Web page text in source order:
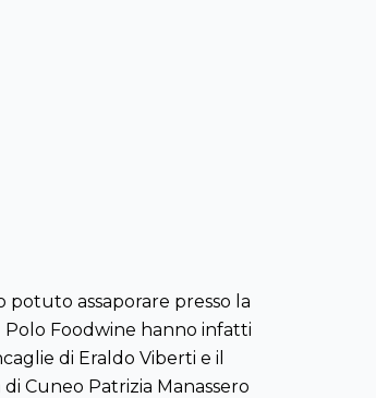
potuto assaporare presso la
Polo Foodwine hanno infatti
di Eraldo Viberti e il
Cuneo Patrizia Manassero